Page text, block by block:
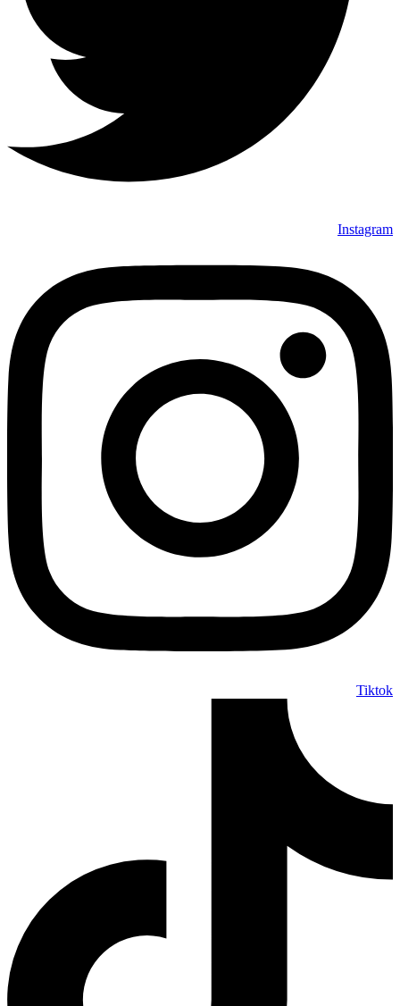
Instagram
Tiktok